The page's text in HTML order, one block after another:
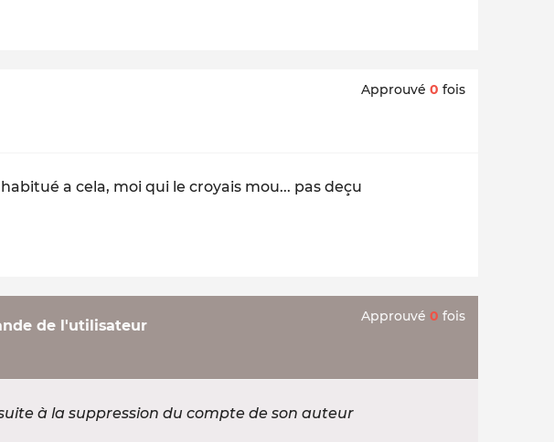
Approuvé 0 fois
a cela, moi qui le croyais mou... pas deçu
de l'utilisateur
Approuvé 0 fois
à la suppression du compte de son auteur